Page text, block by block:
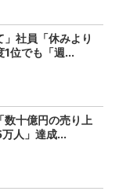
社員「休みより
位でも「週...
数十億円の売り上
人」達成...